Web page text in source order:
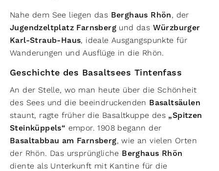
Nahe dem See liegen das Berghaus Rhön, der
Jugendzeltplatz Farnsberg und das Würzburger
Karl-Straub-Haus, ideale Ausgangspunkte für
Wanderungen und Ausflüge in die Rhön.
Geschichte des Basaltsees Tintenfass
An der Stelle, wo man heute über die Schönheit
des Sees und die beeindruckenden Basaltsäulen
staunt, ragte früher die Basaltkuppe des „Spitzen
Steinküppels“ empor. 1908 begann der
Basaltabbau am Farnsberg, wie an vielen Orten
der Rhön. Das ursprüngliche Berghaus Rhön
diente als Unterkunft mit Kantine für die